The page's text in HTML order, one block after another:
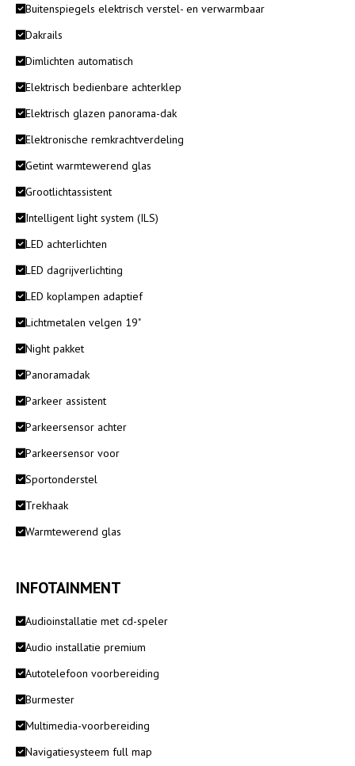
Buitenspiegels elektrisch verstel- en verwarmbaar
Dakrails
Dimlichten automatisch
Elektrisch bedienbare achterklep
Elektrisch glazen panorama-dak
Elektronische remkrachtverdeling
Getint warmtewerend glas
Grootlichtassistent
Intelligent light system (ILS)
LED achterlichten
LED dagrijverlichting
LED koplampen adaptief
Lichtmetalen velgen 19"
Night pakket
Panoramadak
Parkeer assistent
Parkeersensor achter
Parkeersensor voor
Sportonderstel
Trekhaak
Warmtewerend glas
INFOTAINMENT
Audioinstallatie met cd-speler
Audio installatie premium
Autotelefoon voorbereiding
Burmester
Multimedia-voorbereiding
Navigatiesysteem full map